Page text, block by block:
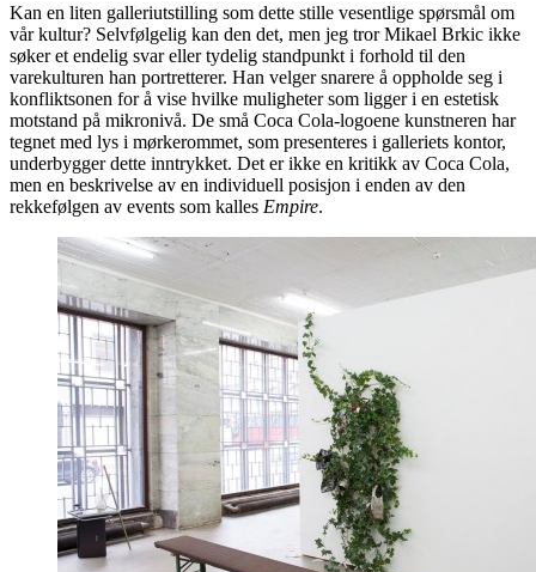
Kan en liten galleriutstilling som dette stille vesentlige spørsmål om
vår kultur? Selvfølgelig kan den det, men jeg tror Mikael Brkic ikke
søker et endelig svar eller tydelig standpunkt i forhold til den
varekulturen han portretterer. Han velger snarere å oppholde seg i
konfliktsonen for å vise hvilke muligheter som ligger i en estetisk
motstand på mikronivå. De små Coca Cola-logoene kunstneren har
tegnet med lys i mørkerommet, som presenteres i galleriets kontor,
underbygger dette inntrykket. Det er ikke en kritikk av Coca Cola,
men en beskrivelse av en individuell posisjon i enden av den
rekkefølgen av events som kalles Empire.